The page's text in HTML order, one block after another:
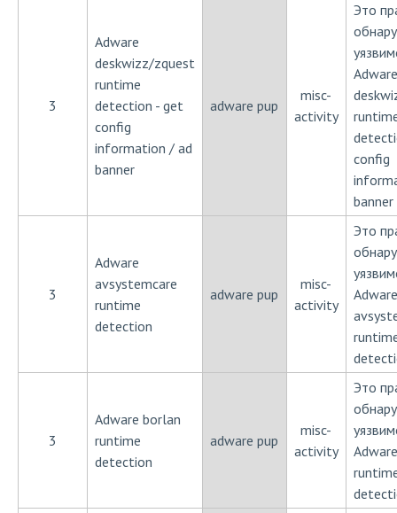
3
Adware
deskwizz/zquest
runtime
detection - get
config
information / ad
banner
adware pup
misc-
activity
Это
Adware
config
banner
3
Adware
avsystemcare
runtime
detection
adware pup
misc-
activity
Это
Adware
3
Adware borlan
runtime
detection
adware pup
misc-
activity
Это